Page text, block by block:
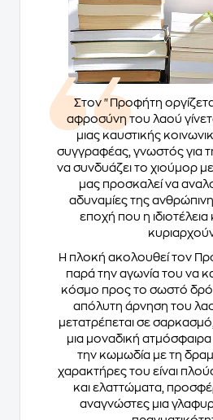
Στον "Προφήτη
αφροσύνη του λαού
μιας καυστικής
συγγραφέας, γνωστός για
να συνδυάζει το χιούμορ με
μας προσκαλεί να
αδυναμίες της
εποχή που η ιδιοτέλεια
Η πλοκή ακολουθεί τον
παρά την αγωνία του να
κόσμο προς το σωστό
απόλυτη άρνηση του
μετατρέπεται σε
μια μοναδική
την κωμωδία με τη
χαρακτήρες του είναι
και ελαττώματα,
αναγνώστες μια